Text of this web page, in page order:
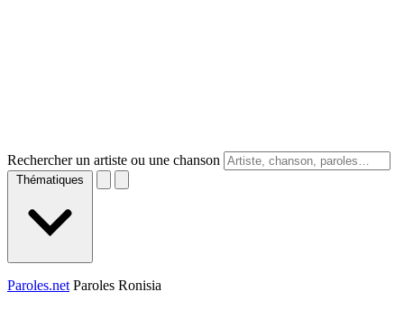
Rechercher un artiste ou une chanson
Thématiques
Paroles.net Paroles Ronisia